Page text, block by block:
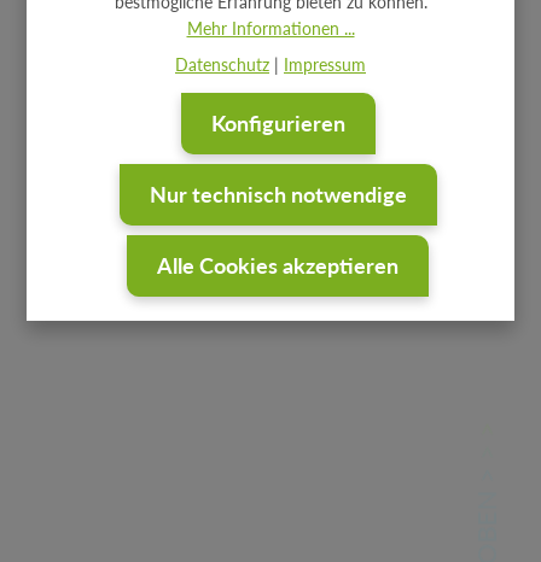
Mehr Informationen ...
Datenschutz | Impressum
Nur technisch notwendige
Konfigurieren
Alle Cookies akzeptieren